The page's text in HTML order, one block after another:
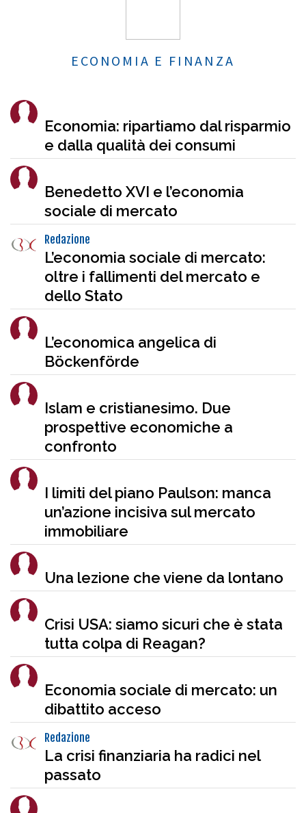
ECONOMIA E FINANZA
Economia: ripartiamo dal risparmio
e dalla qualità dei consumi
Benedetto XVI e l’economia
sociale di mercato
Redazione
L’economia sociale di mercato:
oltre i fallimenti del mercato e
dello Stato
L’economica angelica di
Böckenförde
Islam e cristianesimo. Due
prospettive economiche a
confronto
I limiti del piano Paulson: manca
un’azione incisiva sul mercato
immobiliare
Una lezione che viene da lontano
Crisi USA: siamo sicuri che è stata
tutta colpa di Reagan?
Economia sociale di mercato: un
dibattito acceso
Redazione
La crisi finanziaria ha radici nel
passato